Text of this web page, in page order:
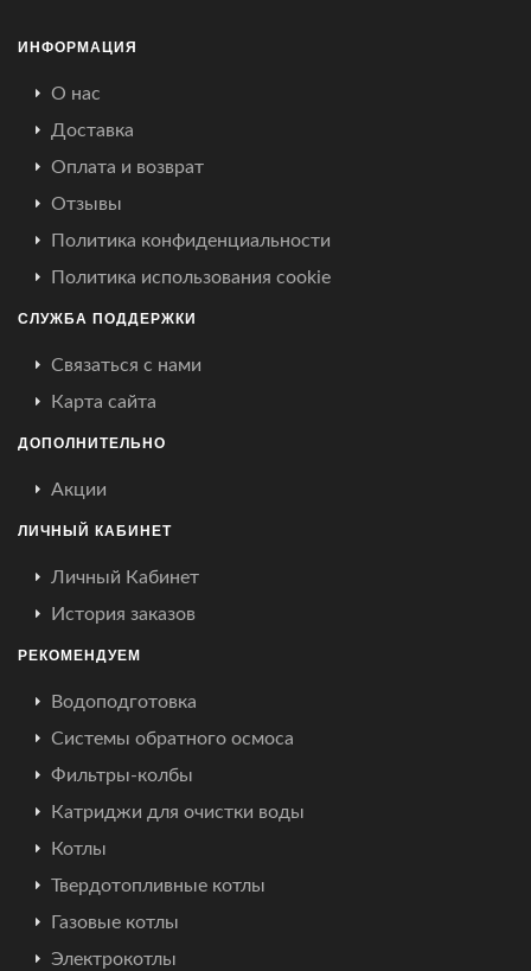
ИНФОРМАЦИЯ
О нас
Доставка
Оплата и возврат
Отзывы
Политика конфиденциальности
Политика использования cookie
СЛУЖБА ПОДДЕРЖКИ
Связаться с нами
Карта сайта
ДОПОЛНИТЕЛЬНО
Акции
ЛИЧНЫЙ КАБИНЕТ
Личный Кабинет
История заказов
РЕКОМЕНДУЕМ
Водоподготовка
Системы обратного осмоса
Фильтры-колбы
Катриджи для очистки воды
Котлы
Твердотопливные котлы
Газовые котлы
Электрокотлы